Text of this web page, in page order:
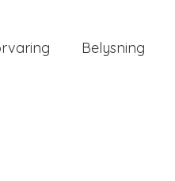
Belysning